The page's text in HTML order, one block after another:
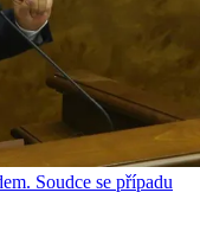
Soudce se případu